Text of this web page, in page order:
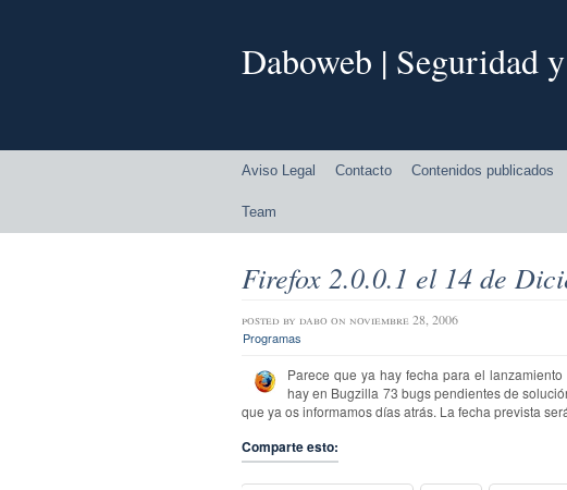
Daboweb | Seguridad
Aviso Legal Contacto Contenidos publicados
Team
Firefox 2.0.0.1 el 14 de
posted by dabo on noviembre 28, 2006
Programas
Parece que ya hay fecha para el
hay en Bugzilla 73 bugs pendientes de
que ya os informamos días atrás. La fecha prevista
Comparte esto: